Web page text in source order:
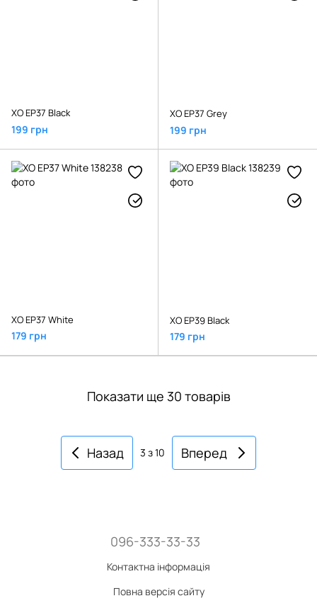
XO EP37 Black
199 грн
XO EP37 Grey
199 грн
XO EP37 White
179 грн
XO EP39 Black
179 грн
Показати ще 30 товарів
Назад 3 з 10 Вперед
096-333-33-33
Контактна інформація
Повна версія сайту